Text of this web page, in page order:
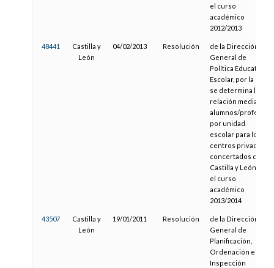
el curso
académico
2012/2013
48441
Castilla y
León
04/02/2013 Resolución
de la Dirección
General de
Política Educativa
Escolar, por la que
se determina la
relación media
alumnos/profesor
por unidad
escolar para los
centros privados
concertados de
Castilla y León en
el curso
académico
2013/2014
43507
Castilla y
León
19/01/2011 Resolución
de la Dirección
General de
Planificación,
Ordenación e
Inspección